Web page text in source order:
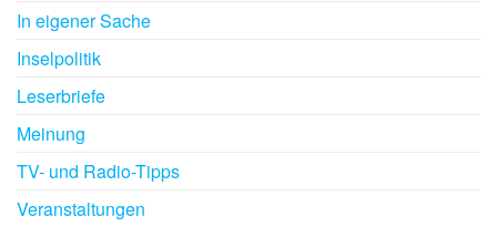
In eigener Sache
Inselpolitik
Leserbriefe
Meinung
TV- und Radio-Tipps
Veranstaltungen